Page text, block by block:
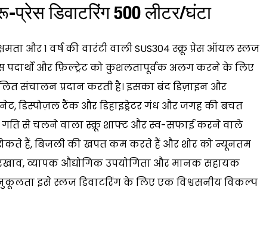
प्रेस डिवाटरिंग 500 लीटर/घंटा
और 1 वर्ष की वारंटी वाली SUS304 स्क्रू प्रेस ऑयल स्लज
पदार्थों और फ़िल्ट्रेट को कुशलतापूर्वक अलग करने के लिए
संचालन प्रदान करती है। इसका बंद डिज़ाइन और
डिस्पोज़ल टैंक और डिहाइड्रेटर गंध और जगह की बचत
गति से चलने वाला स्क्रू शाफ्ट और स्व-सफाई करने वाले
हैं, बिजली की खपत कम करते हैं और शोर को न्यूनतम
व्यापक औद्योगिक उपयोगिता और मानक सहायक
इसे स्लज डिवाटरिंग के लिए एक विश्वसनीय विकल्प